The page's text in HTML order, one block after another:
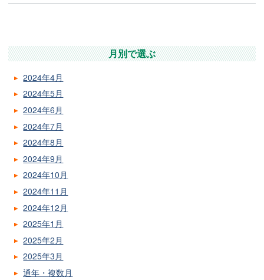
月別で選ぶ
2024年4月
2024年5月
2024年6月
2024年7月
2024年8月
2024年9月
2024年10月
2024年11月
2024年12月
2025年1月
2025年2月
2025年3月
通年・複数月